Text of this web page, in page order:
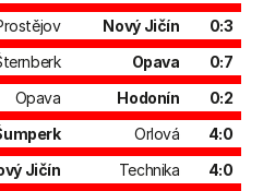
Nový Jičín
0:3
Opava
0:7
Opava Hodonín
0:2
Orlová
4:0
Jičín Technika
4:0